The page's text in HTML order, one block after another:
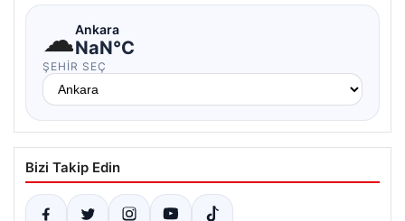
☁Ankara
NaN°C
ŞEHIR SEÇ
Bizi Takip Edin